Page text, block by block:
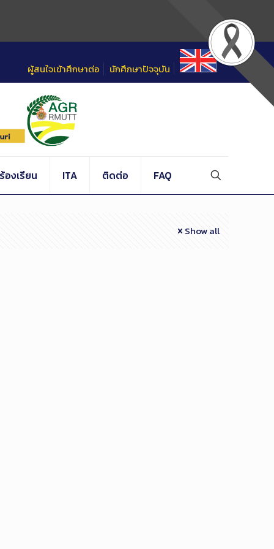
ผู้สนใจเข้าศึกษาต่อ นักศึกษาปัจจุบัน
องเรียน ITA ติดต่อ FAQ
Show all